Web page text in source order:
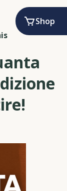
Shop